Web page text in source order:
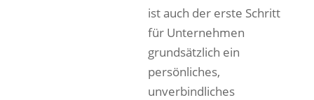
ist auch der erste Schritt
für Unternehmen
grundsätzlich ein
persönliches,
unverbindliches